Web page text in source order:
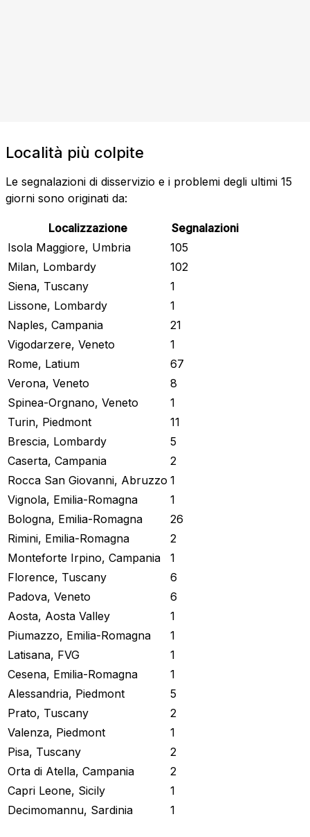
Località più colpite
Le segnalazioni di disservizio e i problemi degli ultimi 15
giorni sono originati da:
Localizzazione
Segnalazioni
Isola Maggiore, Umbria
105
Milan, Lombardy
102
Siena, Tuscany
1
Lissone, Lombardy
1
Naples, Campania
21
Vigodarzere, Veneto
1
Rome, Latium
67
Verona, Veneto
8
Spinea-Orgnano, Veneto
1
Turin, Piedmont
11
Brescia, Lombardy
5
Caserta, Campania
2
Rocca San Giovanni, Abruzzo 1
Vignola, Emilia-Romagna
1
Bologna, Emilia-Romagna
26
Rimini, Emilia-Romagna
2
Monteforte Irpino, Campania
1
Florence, Tuscany
6
Padova, Veneto
6
Aosta, Aosta Valley
1
Piumazzo, Emilia-Romagna
1
Latisana, FVG
1
Cesena, Emilia-Romagna
1
Alessandria, Piedmont
5
Prato, Tuscany
2
Valenza, Piedmont
1
Pisa, Tuscany
2
Orta di Atella, Campania
2
Capri Leone, Sicily
1
Decimomannu, Sardinia
1